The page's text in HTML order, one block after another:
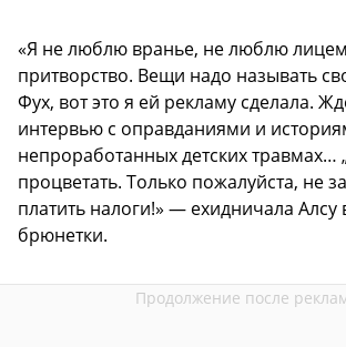
«Я не люблю вранье, не люблю
притворство. Вещи надо называть
Фух, вот это я ей рекламу сделала.
интервью с оправданиями и
непроработанных детских травмах…
процветать. Только пожалуйста, не
платить налоги!» — ехидничала Алсу
брюнетки.